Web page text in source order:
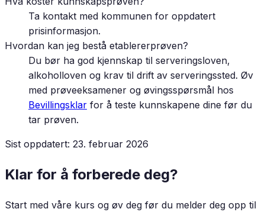
Ta kontakt med kommunen for oppdatert
prisinformasjon.
Hvordan kan jeg bestå etablererprøven?
Du bør ha god kjennskap til serveringsloven,
alkoholloven og krav til drift av serveringssted. Øv
med prøveeksamener og øvingsspørsmål hos
Bevillingsklar for å teste kunnskapene dine før du
tar prøven.
Sist oppdatert: 23. februar 2026
Klar for å forberede deg?
Start med våre kurs og øv deg før du melder deg opp til